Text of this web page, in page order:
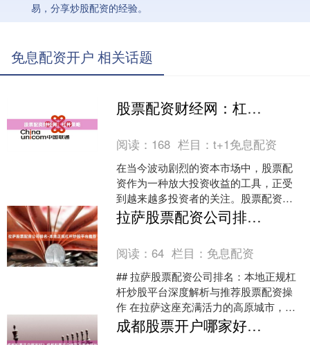
易，分享炒股配资的经验。
免息配资开户 相关话题
股票配资财经网：杠杆策略
阅读： 168 栏目：t+1免息配资
在当今波动剧烈的资本市场中，股票配
资作为一种放大投资收益的工具，正受
到越来越多投资者的关注。股票配资财
经网作为专业资讯平台，致力于为投资
者提供科学的杠杆策略分析....
拉萨股票配资公司排名-本地正规杠杆炒股平台推荐
阅读：64 栏目： 免息配资
## 拉萨股票配资公司排名：本地正规杠
杆炒股平台深度解析与推荐股票配资操
作 在拉萨这座充满活力的高原城市，随
着资本市场的不断发展，越来越多的投
资者开始关注股票配....
成都股票开户哪家好？成都股票开户流程及佣金对比